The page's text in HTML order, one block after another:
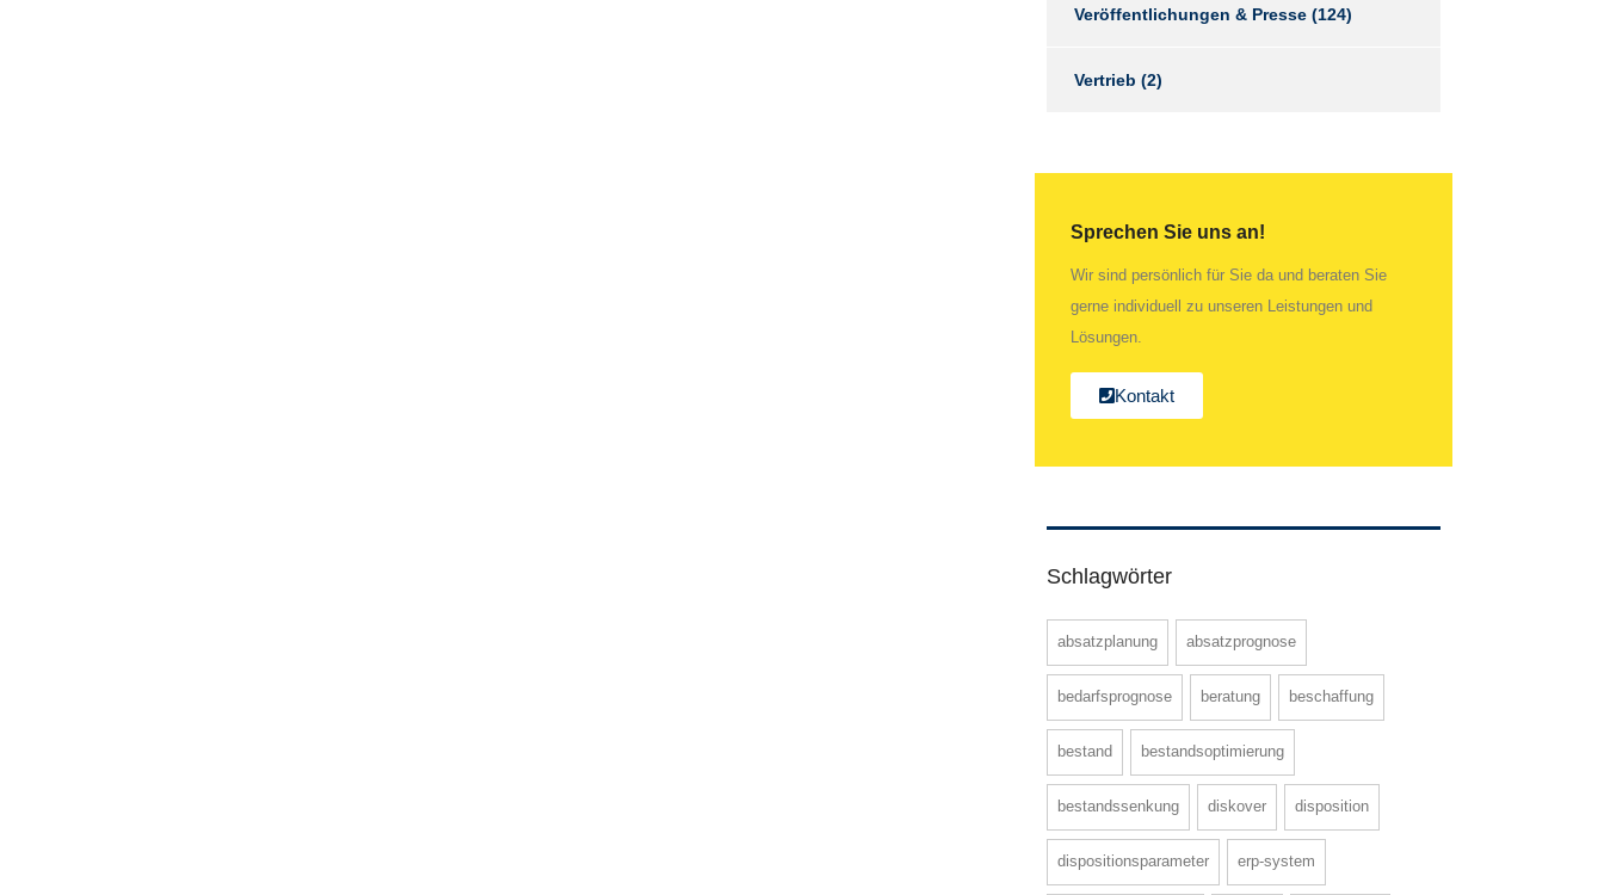
Veröffentlichungen & Presse(124)
Vertrieb (2)
Sprechen Sie uns an!
Wir sind persönlich für Sie da und beraten Sie
gerne individuell zu unseren Leistungen und
Lösungen.
Kontakt
Schlagwörter
absatzplanung absatzprognose
bedarfsprognose beratung beschaffung
bestand bestandsoptimierung
bestandssenkung diskover disposition
dispositionsparameter erp-system